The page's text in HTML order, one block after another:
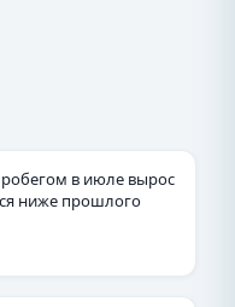
в июле вырос
ниже прошлого